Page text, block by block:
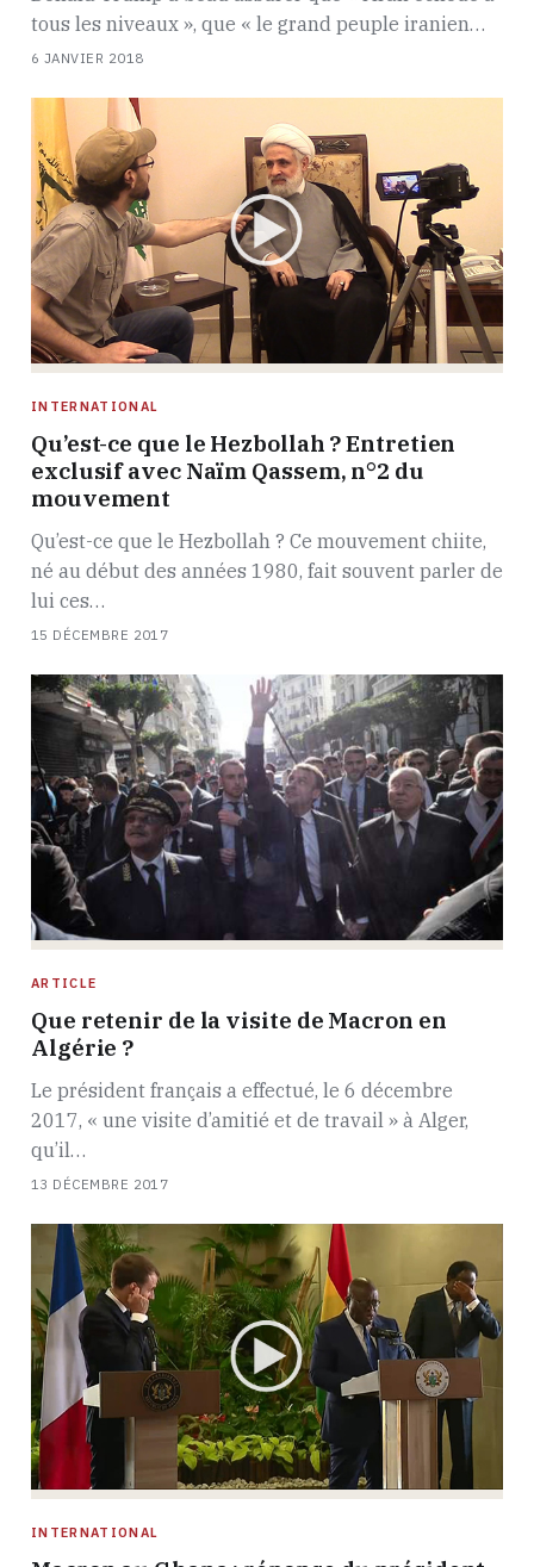
tous les niveaux », que « le grand peuple iranien…
6 JANVIER 2018
INTERNATIONAL
Qu’est-ce que le Hezbollah ? Entretien
exclusif avec Naïm Qassem, n°2 du
mouvement
Qu’est-ce que le Hezbollah ? Ce mouvement chiite,
né au début des années 1980, fait souvent parler de
lui ces…
15 DÉCEMBRE 2017
ARTICLE
Que retenir de la visite de Macron en
Algérie ?
Le président français a effectué, le 6 décembre
2017, « une visite d’amitié et de travail » à Alger,
qu’il…
13 DÉCEMBRE 2017
INTERNATIONAL